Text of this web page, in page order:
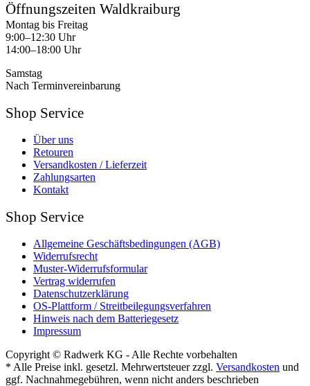
Öffnungszeiten Waldkraiburg
Montag bis Freitag
9:00–12:30 Uhr
14:00–18:00 Uhr
Samstag
Nach Terminvereinbarung
Shop Service
Über uns
Retouren
Versandkosten / Lieferzeit
Zahlungsarten
Kontakt
Shop Service
Allgemeine Geschäftsbedingungen (AGB)
Widerrufsrecht
Muster-Widerrufsformular
Vertrag widerrufen
Datenschutzerklärung
OS-Plattform / Streitbeilegungsverfahren
Hinweis nach dem Batteriegesetz
Impressum
Copyright © Radwerk KG - Alle Rechte vorbehalten
* Alle Preise inkl. gesetzl. Mehrwertsteuer zzgl. Versandkosten und
ggf. Nachnahmegebühren, wenn nicht anders beschrieben